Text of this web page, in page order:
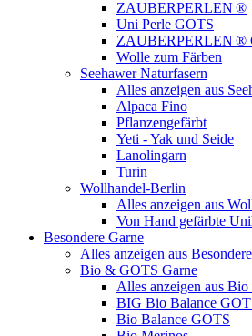
ZAUBERPERLEN ®
Uni Perle GOTS
ZAUBERPERLEN ®
Wolle zum Färben
Seehawer Naturfasern
Alles anzeigen aus
Alpaca Fino
Pflanzengefärbt
Yeti - Yak und Seide
Lanolingarn
Turin
Wollhandel-Berlin
Alles anzeigen aus
Von Hand gefärbte
Besondere Garne
Alles anzeigen aus
Bio & GOTS Garne
Alles anzeigen aus
BIG Bio Balance
Bio Balance GOTS